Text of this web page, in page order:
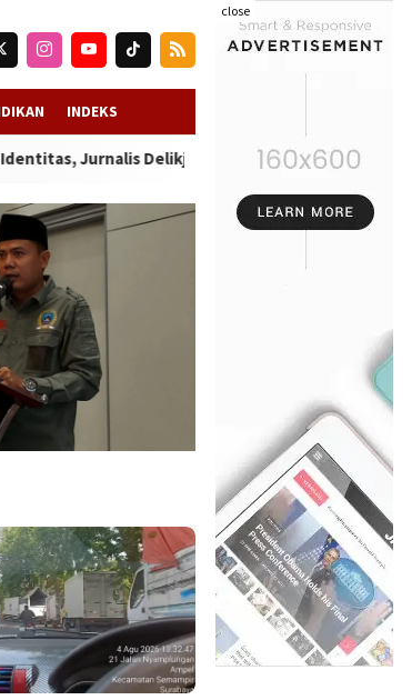
close
INDEKS
Delikjatim.com Tempuh Jalur Hukum dengan